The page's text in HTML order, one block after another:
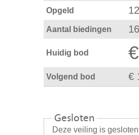
Opgeld
Aantal biedingen 16
Huidig bod
Volgend bod €
Gesloten
Deze veiling is